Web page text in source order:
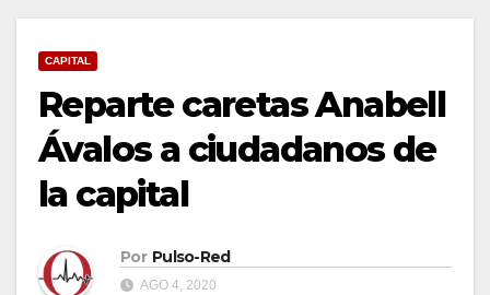
CAPITAL
Reparte caretas Anabell
Ávalos a ciudadanos de
la capital
Por Pulso-Red
AGO 4, 2020